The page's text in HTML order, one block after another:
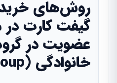
روش‌های خرید
گیفت کارت در
عضویت در
خانوادگی (Family Group)